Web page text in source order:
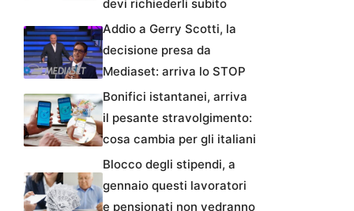
devi richiederli subito
Addio a Gerry Scotti, la
decisione presa da
Mediaset: arriva lo STOP
Bonifici istantanei, arriva
il pesante stravolgimento:
cosa cambia per gli italiani
Blocco degli stipendi, a
gennaio questi lavoratori
e pensionati non vedranno